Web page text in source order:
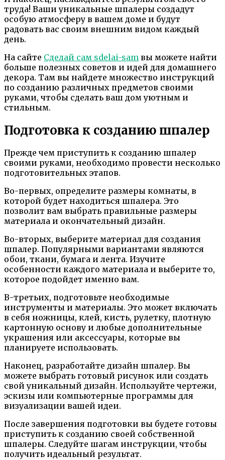
труда! Ваши уникальные шпалеры создадут
особую атмосферу в вашем доме и будут
радовать вас своим внешним видом каждый
день.
На сайте Сделай сам sdelai-sam вы можете найти
больше полезных советов и идей для домашнего
декора. Там вы найдете множество инструкций
по созданию различных предметов своими
руками, чтобы сделать ваш дом уютным и
стильным.
Подготовка к созданию шпалер
Прежде чем приступить к созданию шпалер
своими руками, необходимо провести несколько
подготовительных этапов.
Во-первых, определите размеры комнаты, в
которой будет находиться шпалера. Это
позволит вам выбрать правильные размеры
материала и окончательный дизайн.
Во-вторых, выберите материал для создания
шпалер. Популярными вариантами являются
обои, ткани, бумага и лента. Изучите
особенности каждого материала и выберите то,
которое подойдет именно вам.
В-третьих, подготовьте необходимые
инструменты и материалы. Это может включать
в себя ножницы, клей, кисть, рулетку, плотную
картонную основу и любые дополнительные
украшения или аксессуары, которые вы
планируете использовать.
Наконец, разработайте дизайн шпалер. Вы
можете выбрать готовый рисунок или создать
свой уникальный дизайн. Используйте чертежи,
эскизы или компьютерные программы для
визуализации вашей идеи.
После завершения подготовки вы будете готовы
приступить к созданию своей собственной
шпалеры. Следуйте шагам инструкции, чтобы
получить идеальный результат.